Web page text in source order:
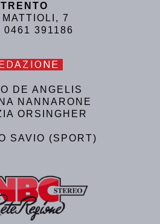
TRENTO
7
0461 391186
DE ANGELIS
NANNARONE
ORSINGHER
SAVIO (SPORT)